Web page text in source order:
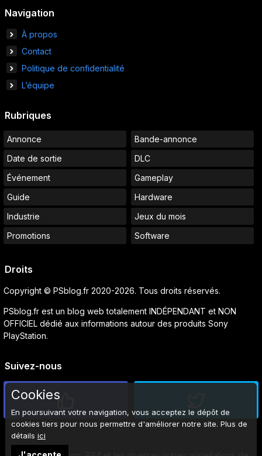
Navigation
À propos
Contact
Politique de confidentialité
L’équipe
Rubriques
Annonce
Bande-annonce
Date de sortie
DLC
Événement
Gameplay
Guide
Hardware
Industrie
Jeux du mois
Promotions
Software
Droits
Copyright © PSblog.fr 2020-2026. Tous droits réservés.
PSblog.fr est un blog web totalement INDÉPENDANT et NON
OFFICIEL dédié aux informations autour des produits Sony
PlayStation.
Suivez-nous
Cookies
En poursuivant votre navigation, vous acceptez le dépôt de
cookies tiers pour nous permettre d'améliorer notre site. Plus de
détails ici